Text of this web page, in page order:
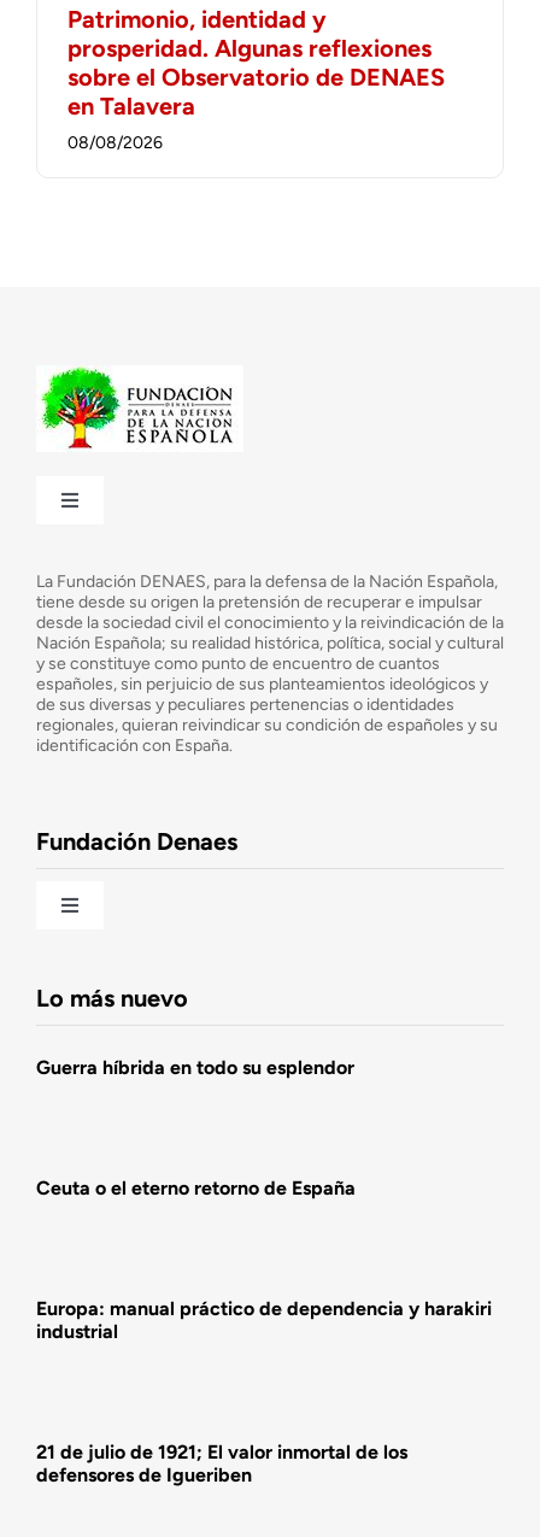
Patrimonio, identidad y
prosperidad. Algunas reflexiones
sobre el Observatorio de DENAES
en Talavera
08/08/2026
Toggle
¿Cuáles son nuestros objetivos?
Consejo Asesor
La Fundación DENAES, para la defensa de la Nación Española,
tiene desde su origen la pretensión de recuperar e impulsar
desde la sociedad civil el conocimiento y la reivindicación de la
Nación Española; su realidad histórica, política, social y cultural
y se constituye como punto de encuentro de cuantos
españoles, sin perjuicio de sus planteamientos ideológicos y
de sus diversas y peculiares pertenencias o identidades
regionales, quieran reivindicar su condición de españoles y su
identificación con España.
Fundación Denaes
Toggle
Lo más nuevo
Guerra híbrida en todo su esplendor
Ceuta o el eterno retorno de España
Europa: manual práctico de dependencia y harakiri
industrial
21 de julio de 1921; El valor inmortal de los
defensores de Igueriben